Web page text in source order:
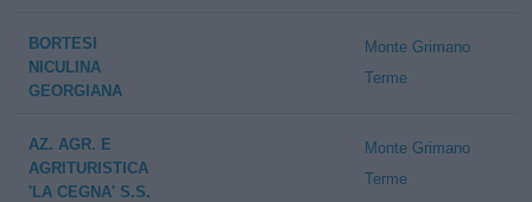
BORTESI
NICULINA
GEORGIANA
Monte Grimano
Terme
AZ. AGR. E
AGRITURISTICA
'LA CEGNA' S.S.
Monte Grimano
Terme